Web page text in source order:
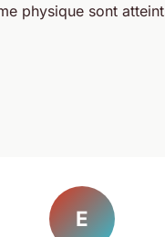
physique sont
E